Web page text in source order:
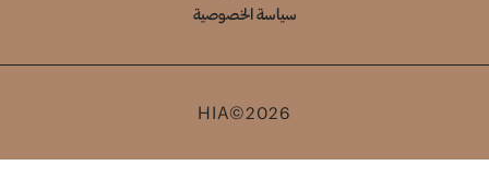
سياسة الخصوصية
HIA©2026